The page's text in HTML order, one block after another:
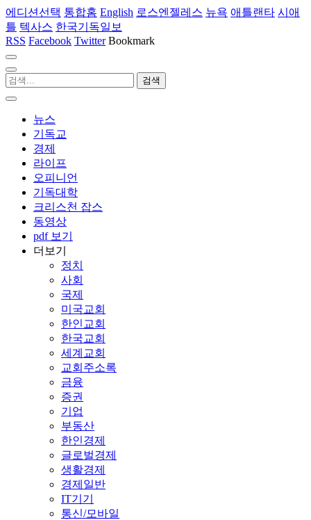
에디션선택 통합홈 English 로스엔젤레스 뉴욕 애틀랜타 시애
틀 텍사스 한국기독일보
RSS Facebook Twitter Bookmark
뉴스
기독교
경제
라이프
오피니언
기독대학
크리스천 잡스
동영상
pdf 보기
더보기
정치
사회
국제
미국교회
한인교회
한국교회
세계교회
교회주소록
금융
증권
기업
부동산
한인경제
글로벌경제
생활경제
경제일반
IT기기
통신/모바일